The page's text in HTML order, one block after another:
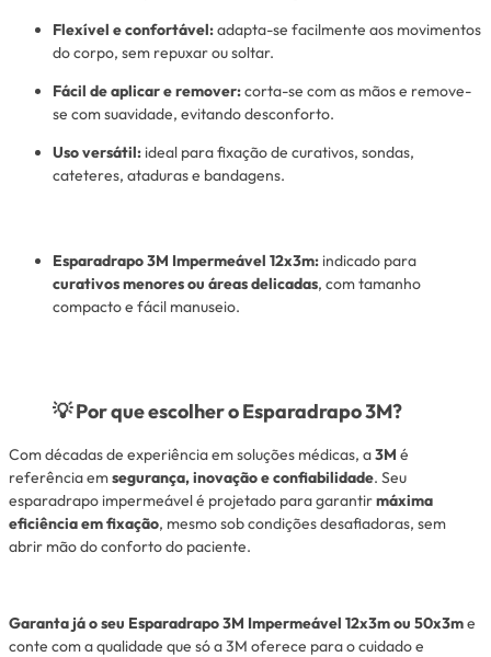
Flexível e confortável:adapta-se facilmente aos movimentos
do corpo, sem repuxar ou soltar.
Fácil de aplicar e remover:corta-se com as mãos e remove-
se com suavidade, evitando desconforto.
Uso versátil: ideal para fixação de curativos, sondas,
cateteres, ataduras e bandagens.
Esparadrapo 3M Impermeável 12x3m: indicado para
curativos menores ou áreas delicadas, com tamanho
compacto e fácil manuseio.
💡Por que escolher o Esparadrapo 3M?
Com décadas de experiência em soluções médicas, a3M é
referência emsegurança, inovação e confiabilidade. Seu
esparadrapo impermeável é projetado para garantirmáxima
eficiência em fixação, mesmo sob condições desafiadoras, sem
abrir mão do conforto do paciente.
Garanta já o seu Esparadrapo 3M Impermeável 12x3m ou 50x3me
conte com a qualidade que só a 3M oferece para o cuidado e